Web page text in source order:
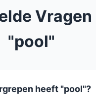
Vragen
"pool"
heeft "pool"?